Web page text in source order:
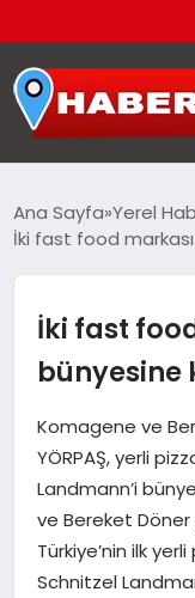
SPOR
EKONOMI
TEKNOLOJI
EĞITIM
MAGAZIN
Ana Sayfa Yerel
İki fast food markası
İki fast
bünyesine
Komagene ve
YÖRPAŞ, yerli
Landmann’i
ve Bereket Döner
Türkiye’nin ilk
Schnitzel